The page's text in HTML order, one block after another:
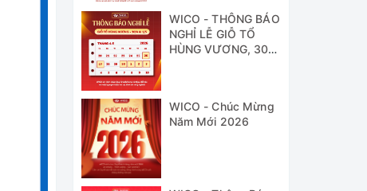
WICO - THÔNG BÁO
NGHỈ LỄ GIỖ TỔ
HÙNG VƯƠNG, 30/4
WICO - Chúc Mừng
Năm Mới 2026